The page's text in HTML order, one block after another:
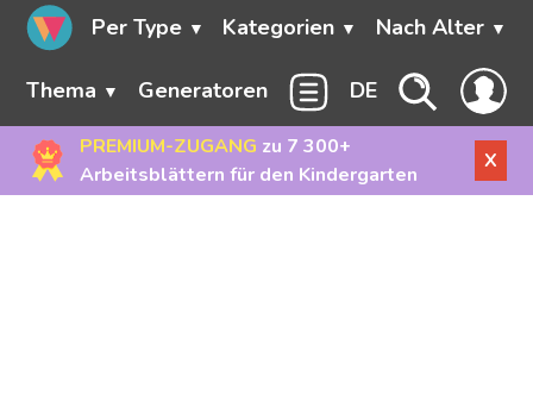
Per Type Kategorien Nach Alter
Thema Generatoren DE
PREMIUM-ZUGANG zu 7 300+
Arbeitsblättern für den Kindergarten
X